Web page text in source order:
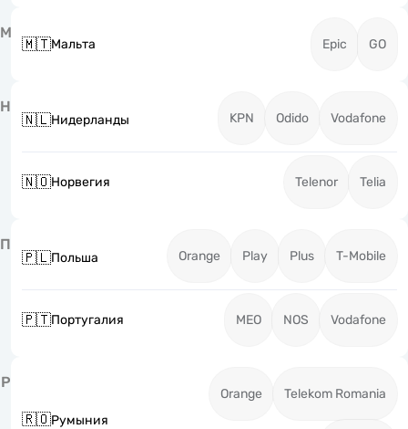
М
🇲🇹Мальта Epic GO
Н
🇳🇱Нидерланды KPN Odido Vodafone
🇳🇴Норвегия Telenor Telia
П
🇵🇱Польша Orange Play Plus T-Mobile
🇵🇹Португалия MEO NOS Vodafone
Р
🇷🇴Румыния
Orange Telekom Romania